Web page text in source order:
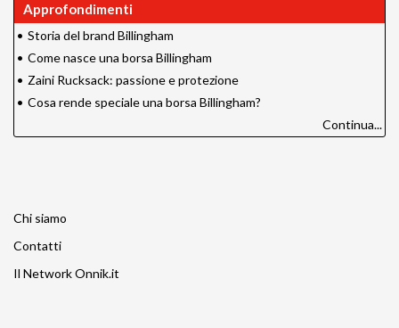
Approfondimenti
• Storia del brand Billingham
• Come nasce una borsa Billingham
• Zaini Rucksack: passione e protezione
• Cosa rende speciale una borsa Billingham?
Continua...
Chi siamo
Contatti
Il Network Onnik.it